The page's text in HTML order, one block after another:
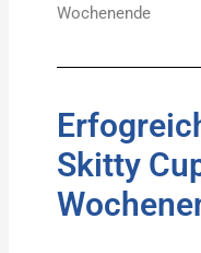
Wochenende
Skitty